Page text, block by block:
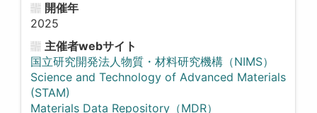
開催年
2025
主催者webサイト
国立研究開発法人物質・材料研究機構（NIMS）
Science and Technology of Advanced Materials
(STAM)
Materials Data Repository（MDR）